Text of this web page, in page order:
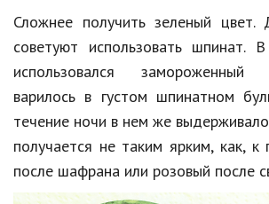
Сложнее получить зеленый
советуют использовать шпинат.
использовался
варилось в густом шпинатном
течение ночи в нем же
получается не таким ярким, как, к
после шафрана или розовый после